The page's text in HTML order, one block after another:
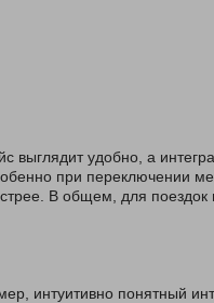
удобно, а
при переключении
В общем, для поездок
интуитивно понятный